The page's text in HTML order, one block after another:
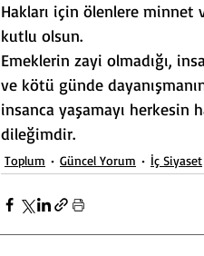
Hakları için ölenlere minnet
kutlu olsun.
Emeklerin zayi olmadığı,
ve kötü günde
insanca yaşamayı
dileğimdir.
Toplum Güncel Yorum İç Siyaset